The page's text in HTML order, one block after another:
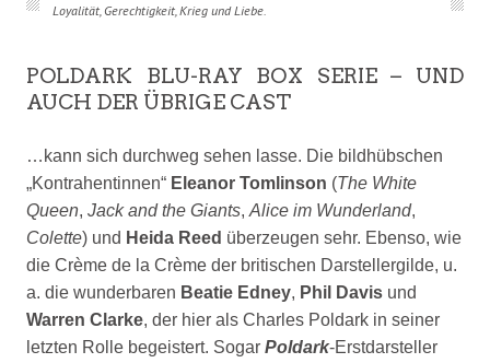
Loyalität, Gerechtigkeit, Krieg und Liebe.
POLDARK BLU-RAY BOX SERIE – UND
AUCH DER ÜBRIGE CAST
…kann sich durchweg sehen lasse. Die bildhübschen
„Kontrahentinnen“ Eleanor Tomlinson (The White
Queen, Jack and the Giants, Alice im Wunderland,
Colette) und Heida Reed überzeugen sehr. Ebenso, wie
die Crème de la Crème der britischen Darstellergilde, u.
a. die wunderbaren Beatie Edney, Phil Davis und
Warren Clarke, der hier als Charles Poldark in seiner
letzten Rolle begeistert. Sogar Poldark-Erstdarsteller